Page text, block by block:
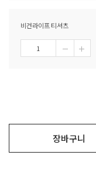
비건라이프 티셔츠
장바구니